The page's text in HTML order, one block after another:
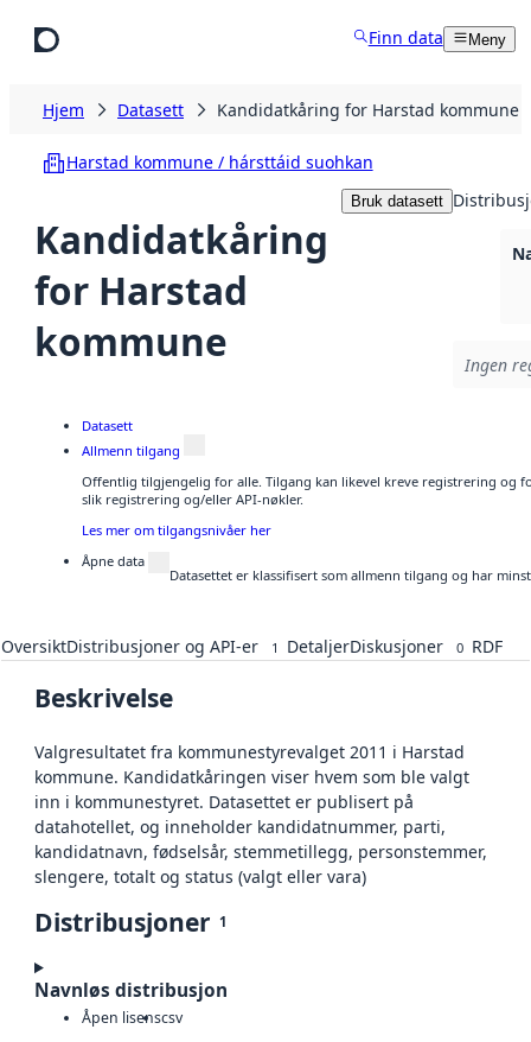
Finn data Meny
Hjem Datasett Kandidatkåring for Harstad kommune
Harstad kommune / hársttáid suohkan
Kandidatkåring
for Harstad
kommune
Bruk datasett
Ingen
Datasett
Allmenn tilgang
Offentlig tilgjengelig for alle. Tilgang kan likevel kreve registrering og
slik registrering og/eller API-nøkler.
Les mer om tilgangsnivåer her
Åpne data
Datasettet er klassifisert som allmenn tilgang og har
OversiktDistribusjoner og API-er 1 DetaljerDiskusjoner 0 RDF
Beskrivelse
Valgresultatet fra kommunestyrevalget 2011 i Harstad
kommune. Kandidatkåringen viser hvem som ble valgt
inn i kommunestyret. Datasettet er publisert på
datahotellet, og inneholder kandidatnummer, parti,
kandidatnavn, fødselsår, stemmetillegg, personstemmer,
slengere, totalt og status (valgt eller vara)
Distribusjoner 1
Navnløs distribusjon
Åpen lisenscsv